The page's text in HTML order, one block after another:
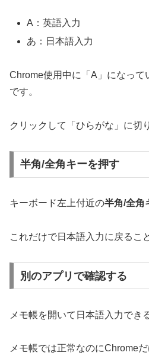
A：英語入力
あ：日本語入力
Chrome使用中に「A」になって
です。
クリックして「ひらがな」に切
半角/全角キーを押す
キーボード左上付近の半角/全角
これだけで日本語入力に戻るこ
別のアプリで確認する
メモ帳を開いて日本語入力でき
メモ帳では正常なのにChromeだ